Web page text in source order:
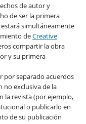
de autor y
de ser la primera
simultáneamente
deCreative
compartir la obra
y su primera
por separado acuerdos
no exclusiva de la
la revista (por ejemplo,
o publicarlo en
de su publicación